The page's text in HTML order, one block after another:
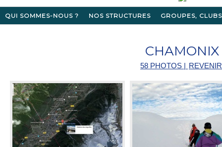
QUI SOMMES-NOUS ? NOS STRUCTURES GROUPES,
58 PHOTOS |